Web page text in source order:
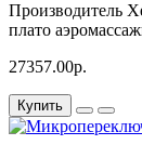
Производитель
плато
27357.00р.
Купить